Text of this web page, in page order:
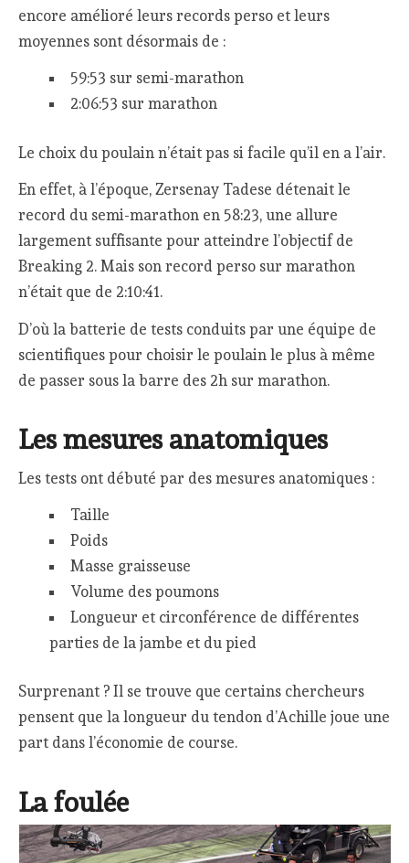
encore amélioré leurs records perso et leurs
moyennes sont désormais de :
59:53 sur semi-marathon
2:06:53 sur marathon
Le choix du poulain n’était pas si facile qu’il en a l’air.
En effet, à l’époque, Zersenay Tadese détenait le
record du semi-marathon en 58:23, une allure
largement suffisante pour atteindre l’objectif de
Breaking 2. Mais son record perso sur marathon
n’était que de 2:10:41.
D’où la batterie de tests conduits par une équipe de
scientifiques pour choisir le poulain le plus à même
de passer sous la barre des 2h sur marathon.
Les mesures anatomiques
Les tests ont débuté par des mesures anatomiques :
Taille
Poids
Masse graisseuse
Volume des poumons
Longueur et circonférence de différentes
parties de la jambe et du pied
Surprenant ? Il se trouve que certains chercheurs
pensent que la longueur du tendon d’Achille joue une
part dans l’économie de course.
La foulée